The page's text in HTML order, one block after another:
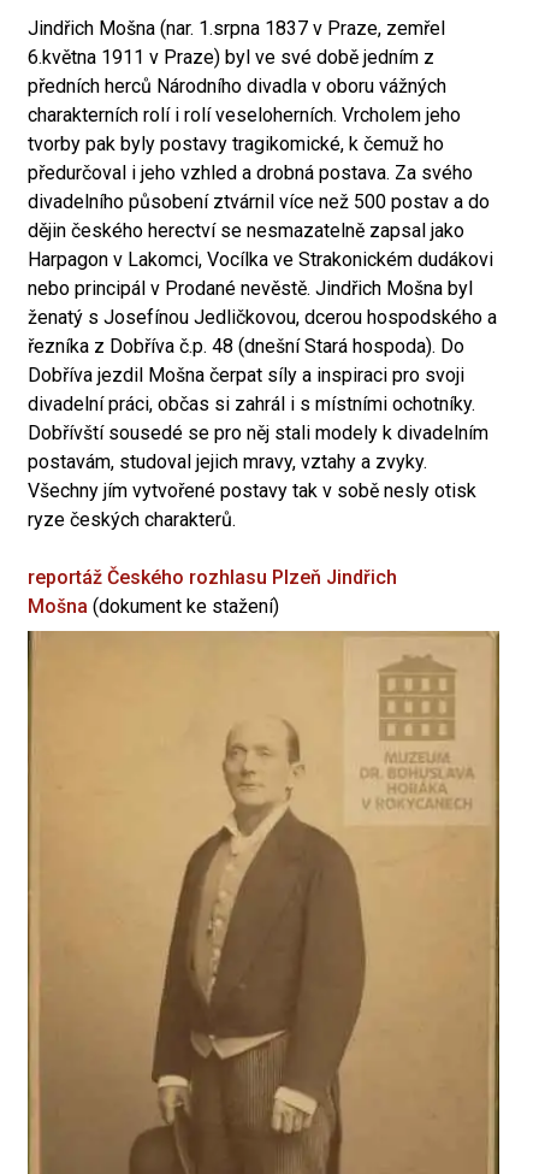
Jindřich Mošna (nar. 1.srpna 1837 v Praze, zemřel
6.května 1911 v Praze) byl ve své době jedním z
předních herců Národního divadla v oboru vážných
charakterních rolí i rolí veseloherních. Vrcholem jeho
tvorby pak byly postavy tragikomické, k čemuž ho
předurčoval i jeho vzhled a drobná postava. Za svého
divadelního působení ztvárnil více než 500 postav a do
dějin českého herectví se nesmazatelně zapsal jako
Harpagon v Lakomci, Vocílka ve Strakonickém dudákovi
nebo principál v Prodané nevěstě. Jindřich Mošna byl
ženatý s Josefínou Jedličkovou, dcerou hospodského a
řezníka z Dobříva č.p. 48 (dnešní Stará hospoda). Do
Dobříva jezdil Mošna čerpat síly a inspiraci pro svoji
divadelní práci, občas si zahrál i s místními ochotníky.
Dobřívští sousedé se pro něj stali modely k divadelním
postavám, studoval jejich mravy, vztahy a zvyky.
Všechny jím vytvořené postavy tak v sobě nesly otisk
ryze českých charakterů.
reportáž Českého rozhlasu Plzeň Jindřich
Mošna (dokument ke stažení)